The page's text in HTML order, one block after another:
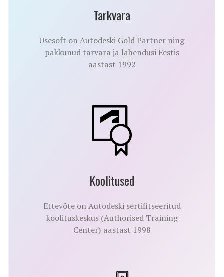
Tarkvara
Usesoft on Autodeski Gold Partner ning
pakkunud tarvara ja lahendusi Eestis
aastast 1992
Koolitused
Ettevõte on Autodeski sertifitseeritud
koolituskeskus (Authorised Training
Center) aastast 1998